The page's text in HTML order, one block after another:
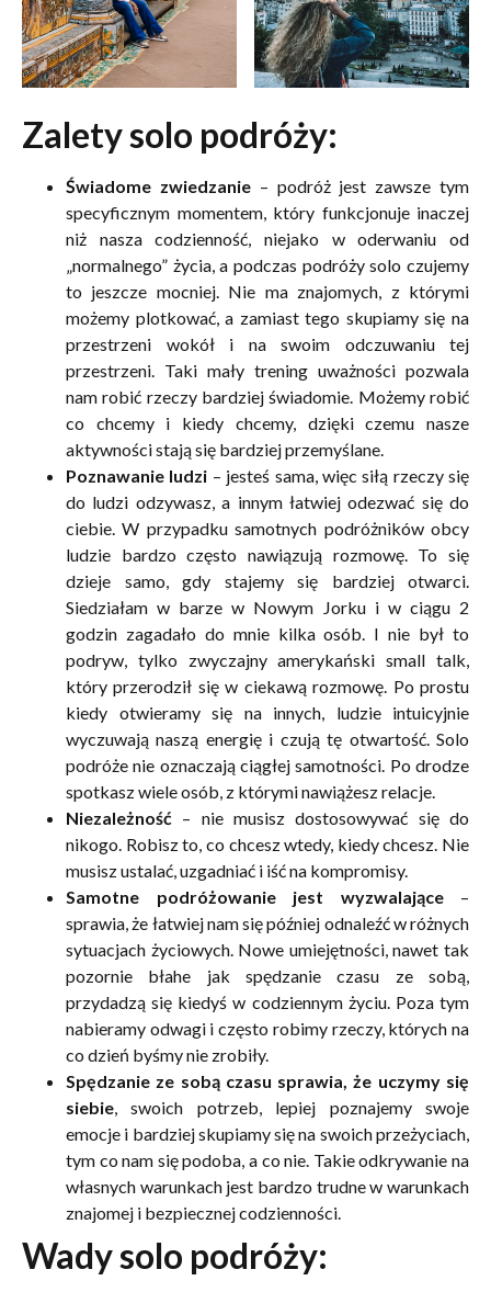
Zalety solo podróży:
Świadome zwiedzanie– podróż jest zawsze tym
specyficznym momentem, który funkcjonuje inaczej
niż nasza codzienność, niejako w oderwaniu od
„normalnego” życia, a podczas podróży solo czujemy
to jeszcze mocniej. Nie ma znajomych, z którymi
możemy plotkować, a zamiast tego skupiamy się na
przestrzeni wokół i na swoim odczuwaniu tej
przestrzeni. Taki mały trening uważności pozwala
nam robić rzeczy bardziej świadomie. Możemy robić
co chcemy i kiedy chcemy, dzięki czemu nasze
aktywności stają się bardziej przemyślane.
Poznawanie ludzi – jesteś sama, więc siłą rzeczy się
do ludzi odzywasz, a innym łatwiej odezwać się do
ciebie. W przypadku samotnych podróżników obcy
ludzie bardzo często nawiązują rozmowę. To się
dzieje samo, gdy stajemy się bardziej otwarci.
Siedziałam w barze w Nowym Jorku i w ciągu 2
godzin zagadało do mnie kilka osób. I nie był to
podryw, tylko zwyczajny amerykański small talk,
który przerodził się w ciekawą rozmowę. Po prostu
kiedy otwieramy się na innych, ludzie intuicyjnie
wyczuwają naszą energię i czują tę otwartość. Solo
podróże nie oznaczają ciągłej samotności. Po drodze
spotkasz wiele osób, z którymi nawiążesz relacje.
Niezależność – nie musisz dostosowywać się do
nikogo. Robisz to, co chcesz wtedy, kiedy chcesz. Nie
musisz ustalać, uzgadniać i iść na kompromisy.
Samotne podróżowanie jest wyzwalające–
sprawia, że łatwiej nam się później odnaleźć w różnych
sytuacjach życiowych. Nowe umiejętności, nawet tak
pozornie błahe jak spędzanie czasu ze sobą,
przydadzą się kiedyś w codziennym życiu. Poza tym
nabieramy odwagi i często robimy rzeczy, których na
co dzień byśmy nie zrobiły.
Spędzanie ze sobą czasu sprawia, że uczymy się
siebie , swoich potrzeb, lepiej poznajemy swoje
emocje i bardziej skupiamy się na swoich przeżyciach,
tym co nam się podoba, a co nie. Takie odkrywanie na
własnych warunkach jest bardzo trudne w warunkach
znajomej i bezpiecznej codzienności.
Wady solo podróży: